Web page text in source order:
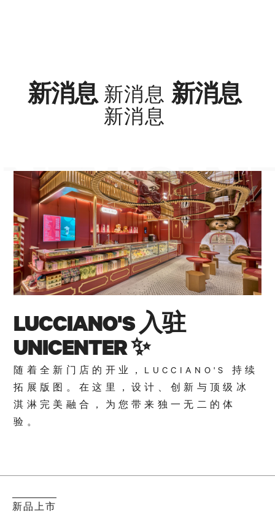
NEWS!
新消息 新消息 新消息
新消息
LUCCIANO'S 入驻
UNICENTER ✨
随着全新门店的开业，LUCCIANO'S 持续
拓展版图。在这里，设计、创新与顶级冰
淇淋完美融合，为您带来独一无二的体
验。
新品上市